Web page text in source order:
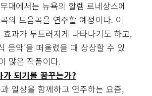
대에서는 뉴욕의 할렘 르네상스에
의 모음곡을 연주할 예정이다. 이
과가 두드러지게 나타나기도 하고,
음악’을 떠올렸을 때 상상할 수 있
많은 작품이다.
되기를 꿈꾸는가?
일상을 함께하고 연주하는 요즘,